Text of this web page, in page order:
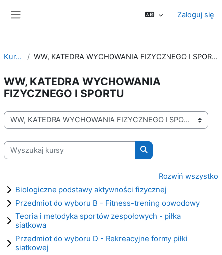
Zaloguj się
Kursy WW, KATEDRA WYCHOWANIA FIZYCZNEGO I SPORTU
WW, KATEDRA WYCHOWANIA
FIZYCZNEGO I SPORTU
Kategorie kursów
Wyszukaj kursy
Wyszukaj kursy
Rozwiń wszystko
Biologiczne podstawy aktywności fizycznej
Przedmiot do wyboru B - Fitness-trening obwodowy
Teoria i metodyka sportów zespołowych - piłka
siatkowa
Przedmiot do wyboru D - Rekreacyjne formy piłki
siatkowej